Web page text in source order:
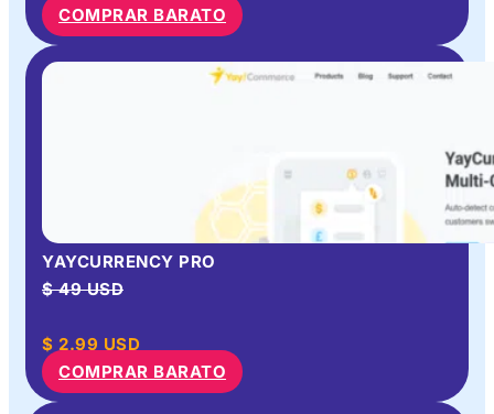
COMPRAR BARATO
YAYCURRENCY PRO
$ 49 USD
$ 2.99 USD
COMPRAR BARATO